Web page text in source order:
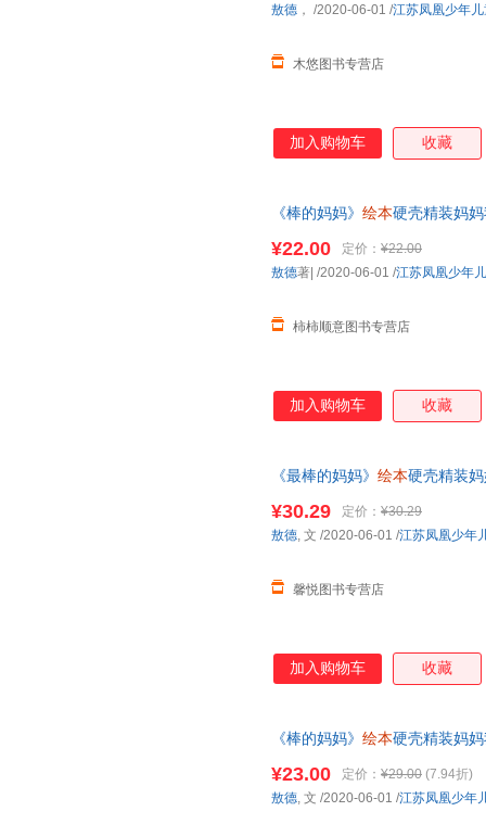
木悠图书专营店
敖德 ， /2020-06-01 /江苏凤凰少年
加入购物车 收藏
《棒的妈妈》 绘本硬壳精装妈
¥22.00 定价： ¥22.00
柿柿顺意图书专营店
敖德著| /2020-06-01 /江苏凤凰少年
加入购物车 收藏
《最棒的妈妈》 绘本硬壳精装
联系在线当当客服
¥30.29 定价： ¥30.29
馨悦图书专营店
敖德, 文 /2020-06-01 /江苏凤凰少年
加入购物车 收藏
《棒的妈妈》 绘本硬壳精装妈
¥23.00 定价： ¥29.00 (7.94折)
敖德, 文 /2020-06-01 /江苏凤凰少年